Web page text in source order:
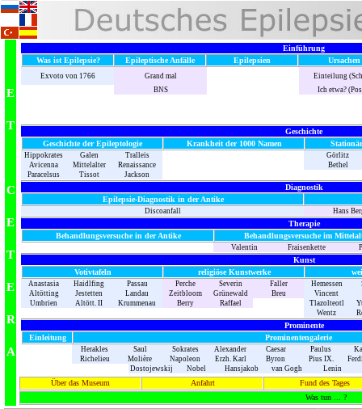
E
T
C
E
T
E
R
A
Einführung
Was ist Epilepsie?
Epileptische Anfälle Epilepsien Ursachen
Exvoto von 1766 Grand mal
Einteilung
BNS
Ich etwa?
Geschichte
Geschichte der Epileptologie
Krankheit der 1000 Namen
Hippokrates Galen Tralleis
Görlitz
Avicenna
Mittelalter Renaissance
Bethel
Paracelsus
Tissot Jackson
Diagnostik
Epilepsie-Diagnostik in der Antike
Discoanfall Hans
Therapie
Behandlungsversuche in der Antike
Behandlungsversuche im
Valentin Fraisenkette
Kunst
Votivtafeln
religiöse Kunstwerke
Anastasia Haidlfing Passau Perche Severin Faller Hemessen
Altötting
Jestetten Landau Zeitbloom Grünewald Breu
Vincent
Umbrien
Altött. II Krummenau Berry Raffael Tlazolteotl
Wentz
Prominente
Einleitung
Prominentengalerie
Herakles Saul Sokrates Alexander Caesar Paulus
Richelieu
Molière Napoleon Erzh. Karl Byron Pius IX.
Dostojewskij
Nobel Hansjakob van Gogh Lenin
Über das Museum Anfahrt
Fund des Tages
Was tun ... ?